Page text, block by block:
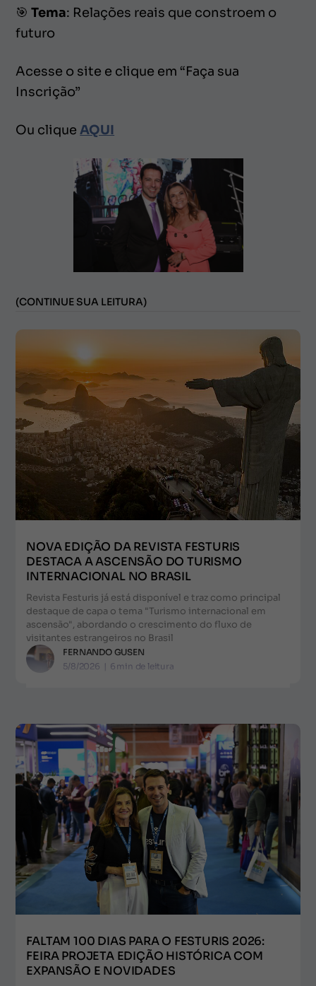
🎯Tema: Relações reais que constroem o
futuro
Acesse o site e clique em “Faça sua
Inscrição”
Ou cliqueAQUI
(CONTINUE SUA LEITURA)
NOVA EDIÇÃO DA REVISTA FESTURIS
DESTACA A ASCENSÃO DO TURISMO
INTERNACIONAL NO BRASIL
Revista Festuris já está disponível e traz como principal
destaque de capa o tema "Turismo internacional em
ascensão", abordando o crescimento do fluxo de
visitantes estrangeiros no Brasil
FERNANDO GUSEN
5/8/2026 | 6 min de leitura
FALTAM 100 DIAS PARA O FESTURIS 2026:
FEIRA PROJETA EDIÇÃO HISTÓRICA COM
EXPANSÃO E NOVIDADES